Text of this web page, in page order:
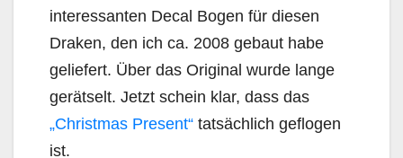
interessanten Decal Bogen für diesen
Draken, den ich ca. 2008 gebaut habe
geliefert. Über das Original wurde lange
gerätselt. Jetzt schein klar, dass das
„Christmas Present“ tatsächlich geflogen
ist.